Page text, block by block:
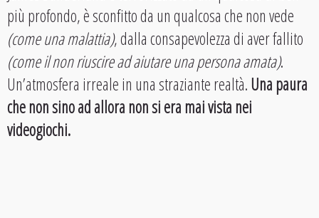
più profondo, è sconfitto da un qualcosa che non vede
(come una malattia), dalla consapevolezza di aver fallito
(come il non riuscire ad aiutare una persona amata).
Un’atmosfera irreale in una straziante realtà.Una paura
che non sino ad allora non si era mai vista nei
videogiochi.